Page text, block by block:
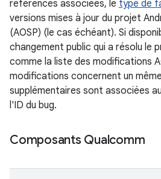
références associées, le type de
versions mises à jour du projet
(AOSP) (le cas échéant). Si
changement public qui a résolu le
comme la liste des modifications
modifications concernent un
supplémentaires sont associées
l'ID du bug.
Composants Qualcomm